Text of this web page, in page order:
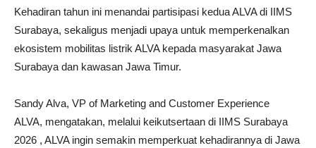
Kehadiran tahun ini menandai partisipasi kedua ALVA di IIMS
Surabaya, sekaligus menjadi upaya untuk memperkenalkan
ekosistem mobilitas listrik ALVA kepada masyarakat Jawa
Surabaya dan kawasan Jawa Timur.
Sandy Alva, VP of Marketing and Customer Experience
ALVA, mengatakan, melalui keikutsertaan di IIMS Surabaya
2026 , ALVA ingin semakin memperkuat kehadirannya di Jawa